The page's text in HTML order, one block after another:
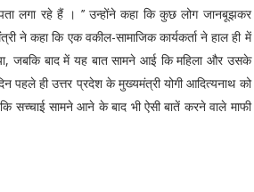
लगा रहे हैं । ’’ उन्होंने कहा कि कुछ लोग जानबूझकर
ने कहा कि एक वकील-सामाजिक कार्यकर्ता ने हाल ही में
जबकि बाद में यह बात सामने आई कि महिला और उसके
ही उत्तर प्रदेश के मुख्यमंत्री योगी आदित्यनाथ को
सच्चाई सामने आने के बाद भी ऐसी बातें करने वाले माफी